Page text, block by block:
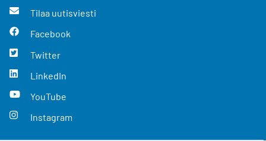
Tilaa uutisviesti
Facebook
Twitter
LinkedIn
YouTube
Instagram